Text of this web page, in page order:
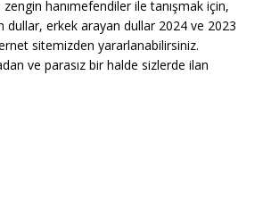
hanımefendiler ile tanışmak için,
dullar, erkek arayan dullar 2024 ve 2023
sitemizden yararlanabilirsiniz.
ve parasız bir halde sizlerde ilan